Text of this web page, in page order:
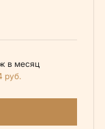
в месяц
руб.